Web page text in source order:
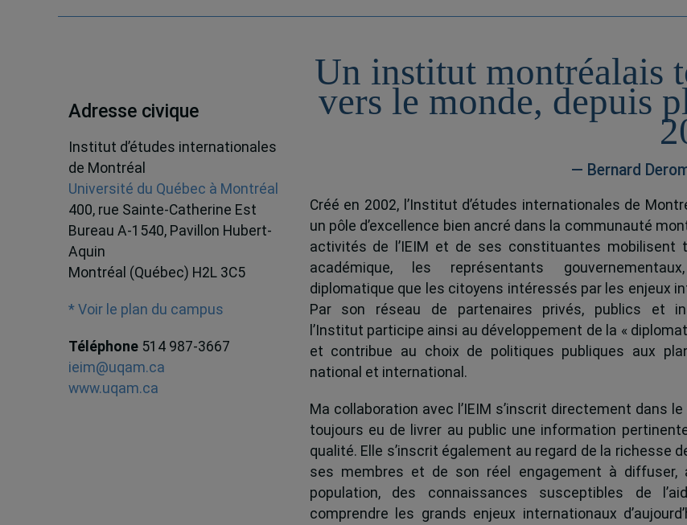
Adresse civique
Institut d’études internationales
de Montréal
Université du Québec à Montréal
400, rue Sainte-Catherine Est
Bureau A-1540, Pavillon Hubert-
Aquin
Montréal (Québec) H2L 3C5
* Voir le plan du campus
Téléphone 514 987-3667
ieim@uqam.ca
www.uqam.ca
Un institut montréalais
vers le monde, depuis
— Bernard
Créé en 2002, l’Institut d’études internationales de
un pôle d’excellence bien ancré dans la communauté
activités de l’IEIM et de ses constituantes mobilisent
académique, les représentants
diplomatique que les citoyens intéressés par les enjeux
Par son réseau de partenaires privés, publics et
l’Institut participe ainsi au développement de la «
et contribue au choix de politiques publiques aux
national et international.
Ma collaboration avec l’IEIM s’inscrit directement dans le
toujours eu de livrer au public une information
qualité. Elle s’inscrit également au regard de la richesse
ses membres et de son réel engagement à diffuser,
population, des connaissances susceptibles de
comprendre les grands enjeux internationaux